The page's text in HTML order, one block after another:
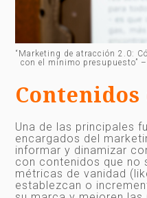
“Marketing de atracción 2.0:
con el mínimo presupuesto”
Una de las principales
encargados del
informar y dinamizar
con contenidos que no
métricas de vanidad
establezcan o